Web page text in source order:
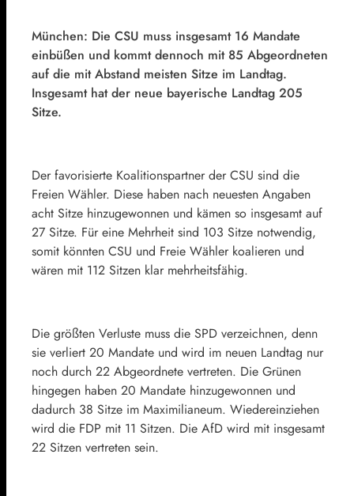
München: Die CSU muss insgesamt 16 Mandate
einbüßen und kommt dennoch mit 85 Abgeordneten
auf die mit Abstand meisten Sitze im Landtag.
Insgesamt hat der neue bayerische Landtag 205
Sitze.
Der favorisierte Koalitionspartner der CSU sind die
Freien Wähler. Diese haben nach neuesten Angaben
acht Sitze hinzugewonnen und kämen so insgesamt auf
27 Sitze. Für eine Mehrheit sind 103 Sitze notwendig,
somit könnten CSU und Freie Wähler koalieren und
wären mit 112 Sitzen klar mehrheitsfähig.
Die größten Verluste muss die SPD verzeichnen, denn
sie verliert 20 Mandate und wird im neuen Landtag nur
noch durch 22 Abgeordnete vertreten. Die Grünen
hingegen haben 20 Mandate hinzugewonnen und
dadurch 38 Sitze im Maximilianeum. Wiedereinziehen
wird die FDP mit 11 Sitzen. Die AfD wird mit insgesamt
22 Sitzen vertreten sein.